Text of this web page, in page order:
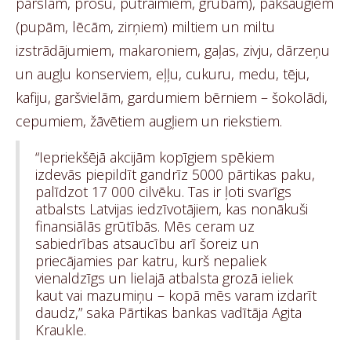
(pupām, lēcām, zirņiem) miltiem un miltu
izstrādājumiem, makaroniem, gaļas, zivju, dārzeņu
un augļu konserviem, eļļu, cukuru, medu, tēju,
kafiju, garšvielām, gardumiem bērniem – šokolādi,
cepumiem, žāvētiem augļiem un riekstiem.
“Iepriekšējā akcijām kopīgiem spēkiem
izdevās piepildīt gandrīz 5000 pārtikas paku,
palīdzot 17 000 cilvēku. Tas ir ļoti svarīgs
atbalsts Latvijas iedzīvotājiem, kas nonākuši
finansiālās grūtībās. Mēs ceram uz
sabiedrības atsaucību arī šoreiz un
priecājamies par katru, kurš nepaliek
vienaldzīgs un lielajā atbalsta grozā ieliek
kaut vai mazumiņu – kopā mēs varam izdarīt
daudz,” saka Pārtikas bankas vadītāja Agita
Kraukle.